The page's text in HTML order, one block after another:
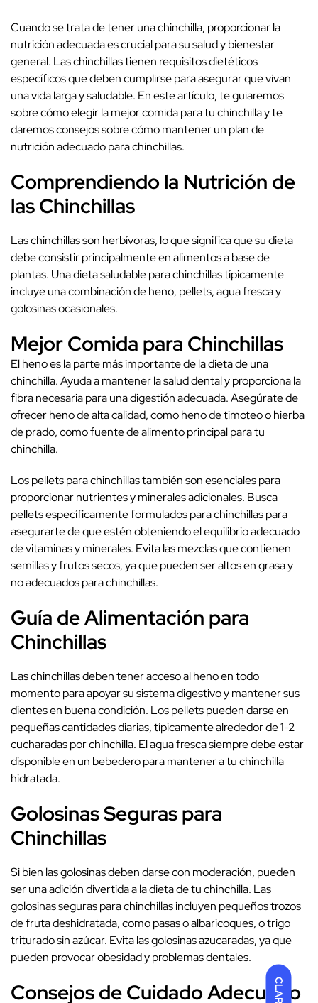
CLARO
Cuando se trata de tener una chinchilla, proporcionar la
nutrición adecuada es crucial para su salud y bienestar
general. Las chinchillas tienen requisitos dietéticos
específicos que deben cumplirse para asegurar que vivan
una vida larga y saludable. En este artículo, te guiaremos
sobre cómo elegir la mejor comida para tu chinchilla y te
daremos consejos sobre cómo mantener un plan de
nutrición adecuado para chinchillas.
Comprendiendo la Nutrición de
las Chinchillas
Las chinchillas son herbívoras, lo que significa que su dieta
debe consistir principalmente en alimentos a base de
plantas. Una dieta saludable para chinchillas típicamente
incluye una combinación de heno, pellets, agua fresca y
golosinas ocasionales.
Mejor Comida para Chinchillas
El heno es la parte más importante de la dieta de una
chinchilla. Ayuda a mantener la salud dental y proporciona la
fibra necesaria para una digestión adecuada. Asegúrate de
ofrecer heno de alta calidad, como heno de timoteo o hierba
de prado, como fuente de alimento principal para tu
chinchilla.
Los pellets para chinchillas también son esenciales para
proporcionar nutrientes y minerales adicionales. Busca
pellets específicamente formulados para chinchillas para
asegurarte de que estén obteniendo el equilibrio adecuado
de vitaminas y minerales. Evita las mezclas que contienen
semillas y frutos secos, ya que pueden ser altos en grasa y
no adecuados para chinchillas.
Guía de Alimentación para
Chinchillas
Las chinchillas deben tener acceso al heno en todo
momento para apoyar su sistema digestivo y mantener sus
dientes en buena condición. Los pellets pueden darse en
pequeñas cantidades diarias, típicamente alrededor de 1-2
cucharadas por chinchilla. El agua fresca siempre debe estar
disponible en un bebedero para mantener a tu chinchilla
hidratada.
Golosinas Seguras para
Chinchillas
Si bien las golosinas deben darse con moderación, pueden
ser una adición divertida a la dieta de tu chinchilla. Las
golosinas seguras para chinchillas incluyen pequeños trozos
de fruta deshidratada, como pasas o albaricoques, o trigo
triturado sin azúcar. Evita las golosinas azucaradas, ya que
pueden provocar obesidad y problemas dentales.
Consejos de Cuidado Adecuado